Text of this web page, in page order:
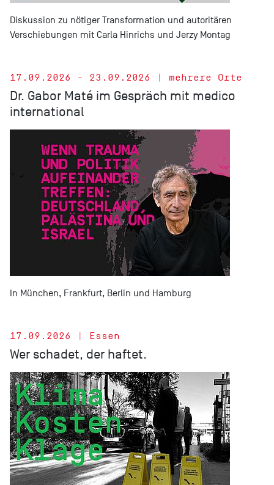
Diskussion zu nötiger Transformation und autoritären
Verschiebungen mit Carla Hinrichs und Jerzy Montag
17.09.2026 - 23.09.2026 | mehrere Orte
Dr. Gabor Maté im Gespräch mit medico
international
In München, Frankfurt, Berlin und Hamburg
17.09.2026 | Essen
Wer schadet, der haftet.